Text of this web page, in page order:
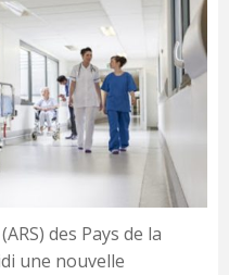
des Pays de la
une nouvelle